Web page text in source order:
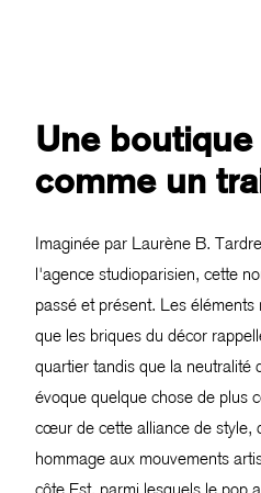
Une
comme un
Imaginée par Laurène B.
l'agence studioparisien, cette
passé et présent. Les éléments
que les briques du décor
quartier tandis que la neutralité
évoque quelque chose de plus
cœur de cette alliance de style,
hommage aux mouvements